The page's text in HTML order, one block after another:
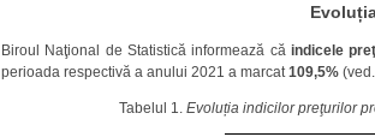
Biroul Naţional de Statistică informează că indicele
perioada respectivă a anului 2021 a marcat 109,5%
Tabelul 1. Evoluția indicilor preţurilor